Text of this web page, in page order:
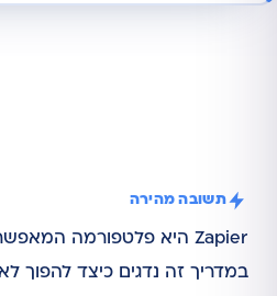
תשובה מהירה
במדריך זה נדגים כיצד להפוך